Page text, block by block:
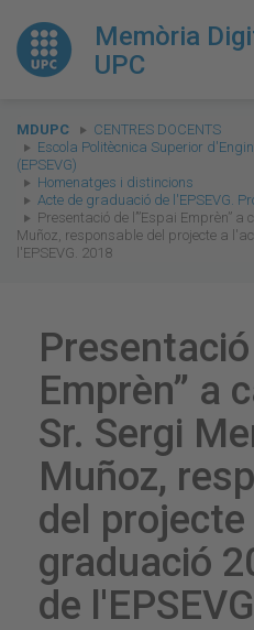
Memòria
UPC
You
are
here:
MDUPC
CENTRES DOCENTS
Escola Politècnica Superior
(EPSEVG)
Homenatges i distincions
Acte de graduació de l'EPSEVG.
Presentació de l’”Espai Emprèn”
Muñoz, responsable del projecte a
l'EPSEVG. 2018
Presentació
Emprèn” a
Sr. Sergi
Muñoz,
del
graduació
de